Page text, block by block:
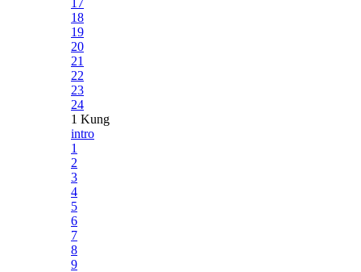
18
19
20
21
22
23
24
1 Kung
intro
1
2
3
4
5
6
7
8
9